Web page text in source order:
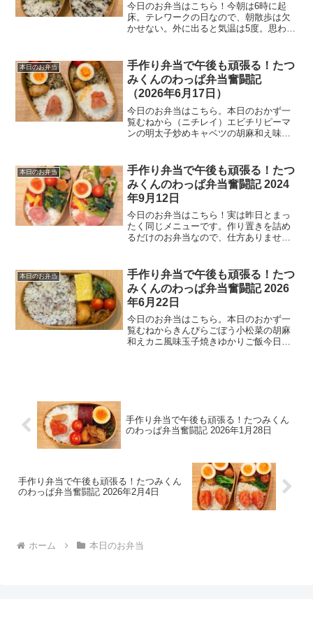
今日のお弁当はこちら！今朝は6時に起
床。テレワークの日なので、朝散歩は欠
かせない。外に出ると気温は5度。思わず
め、冷たい空気を吸い込みながら、有明
ガーデンを目指す。（...
本日のお弁当
手作り弁当で午後も頑張る！たつ
みくんのわっぱ弁当奮闘記
（2026年6月17日）
今日のお弁当はこちら。本日のおかず一
覧むねから（ニチレイ）エビチリピーマ
ンの明太子炒めキャベツの胡麻和え味付
楽天に負けると、まさかの同率最下位と
いう事態に。気づけばペナ...
本日のお弁当
手作り弁当で午後も頑張る！たつ
みくんのわっぱ弁当奮闘記 2024
年9月12日
今日のお弁当はこちら！実は昨日とまっ
たく同じメニューです。作り置きを詰め
るだけのお弁当なので、仕方ありません
ャンプルー副菜たち小松菜のちりめん山
椒和え味付け茹で玉子ご飯...
本日のお弁当
手作り弁当で午後も頑張る！たつ
みくんのわっぱ弁当奮闘記 2026
年6月22日
今日のお弁当はこちら。本日のおかず一
覧むねからきんぴらごぼう小松菜の胡麻
和えカニ風味玉子焼きゆかりご飯今日の
手作り弁当で午後も頑張る！たつみくん
のわっぱ弁当奮闘記 2026年1月28日
手作り弁当で午後も頑張る！たつみくん
のわっぱ弁当奮闘記 2026年2月4日
ホーム 本日のお弁当